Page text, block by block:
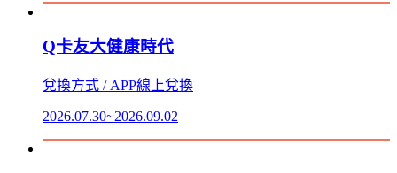
Q卡友大健康時代
兌換方式 / APP線上兌換
2026.07.30~2026.09.02